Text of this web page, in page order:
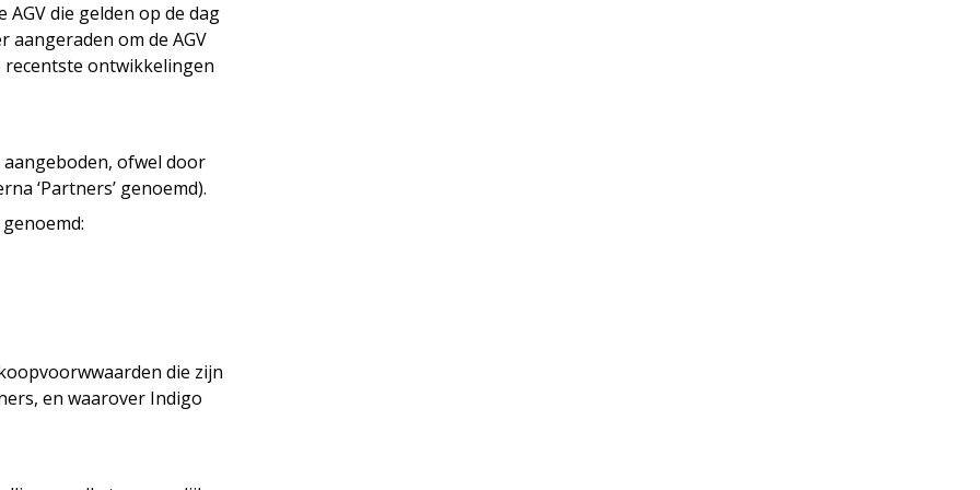
die gelden op de dag
aangeraden om de AGV
ontwikkelingen
ofwel door
‘Partners’ genoemd).
die zijn
en waarover Indigo